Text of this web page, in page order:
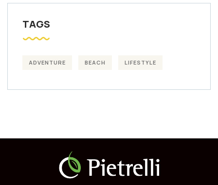
TAGS
ADVENTURE BEACH LIFESTYLE